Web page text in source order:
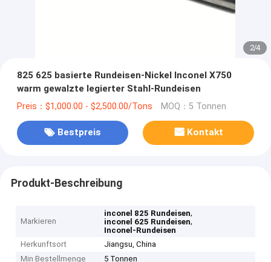
2/4
825 625 basierte Rundeisen-Nickel Inconel X750
warm gewalzte legierter Stahl-Rundeisen
Preis：$1,000.00 - $2,500.00/Tons MOQ：5 Tonnen
Bestpreis Kontakt
Produkt-Beschreibung
Markieren
inconel 825 Rundeisen,
inconel 625 Rundeisen,
Inconel-Rundeisen
Herkunftsort
Jiangsu, China
Min Bestellmenge
5 Tonnen